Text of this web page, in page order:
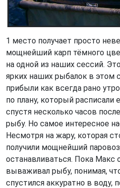
1 место получает просто
мощнейший карп тёмного
на одной из наших сессий.
ярких наших рыбалок в этом
прибыли как всегда рано
по плану, который
спустя несколько часов
рыбу. Но самое интересное
Несмотря на жару, которая
получили мощнейший
останавливаться. Пока Макс
вываживал рыбу, понимая,
спустился аккуратно в воду,